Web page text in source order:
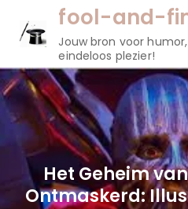
gaan
fool-and-
Jouw bron voor
eindeloos plezier!
Het Geheim
Ontmaskerd: